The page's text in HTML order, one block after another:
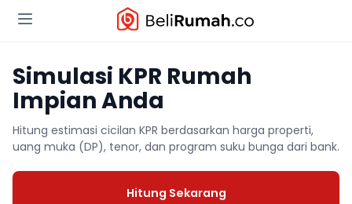
Simulasi KPR Rumah
Impian Anda
Hitung estimasi cicilan KPR berdasarkan harga properti,
uang muka (DP), tenor, dan program suku bunga dari bank.
Hitung Sekarang